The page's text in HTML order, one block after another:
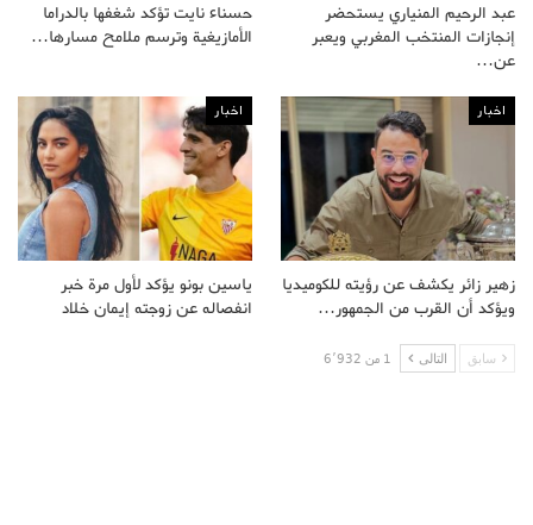
عبد الرحيم المنياري يستحضر
إنجازات المنتخب المغربي ويعبر
عن…
حسناء نايت تؤكد شغفها بالدراما
الأمازيغية وترسم ملامح مسارها…
اخبار
زهير زائر يكشف عن رؤيته للكوميديا
ويؤكد أن القرب من الجمهور…
اخبار
ياسين بونو يؤكد لأول مرة خبر
انفصاله عن زوجته إيمان خلاد
سابق التالى 1 من 6٬932